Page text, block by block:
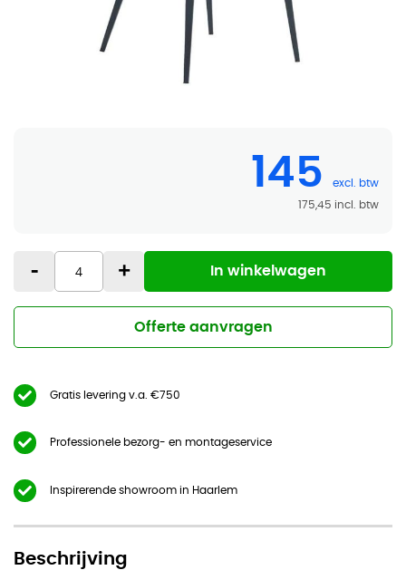
145
175,45
- + In winkelwagen
Offerte aanvragen
Gratis levering v.a. €750
Professionele bezorg- en montageservice
Inspirerende showroom in Haarlem
Beschrijving